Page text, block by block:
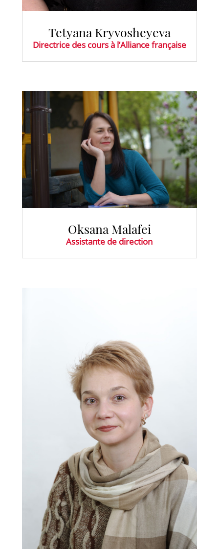
Tetyana Kryvosheyeva
Directrice des cours à l’Alliance française
Oksana Malafei
Assistante de direction